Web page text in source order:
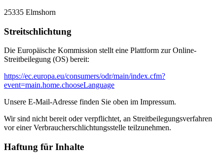
25335 Elmshorn
Streitschlichtung
Die Europäische Kommission stellt eine Plattform zur Online-
Streitbeilegung (OS) bereit:
https://ec.europa.eu/consumers/odr/main/index.cfm?
event=main.home.chooseLanguage
Unsere E-Mail-Adresse finden Sie oben im Impressum.
Wir sind nicht bereit oder verpflichtet, an Streitbeilegungsverfahren
vor einer Verbraucherschlichtungsstelle teilzunehmen.
Haftung für Inhalte